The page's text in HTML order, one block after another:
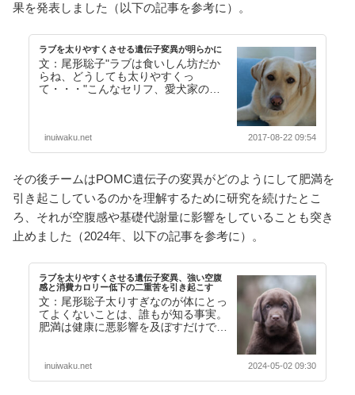
果を発表しました（以下の記事を参考に）。
ラブを太りやすくさせる遺伝子変異が明らかに
文：尾形聡子"ラブは食いしん坊だか
らね、どうしても太りやすくっ
て・・・"こんなセリフ、愛犬家の方
inuiwaku.net 2017-08-22 09:54
その後チームはPOMC遺伝子の変異がどのようにして肥満を
引き起こしているのかを理解するために研究を続けたとこ
ろ、それが空腹感や基礎代謝量に影響をしていることも突き
止めました（2024年、以下の記事を参考に）。
ラブを太りやすくさせる遺伝子変異、強い空腹
感と消費カロリー低下の二重苦を引き起こす
文：尾形聡子太りすぎなのが体にとっ
てよくないことは、誰もが知る事実。
肥満は健康に悪影響を及ぼすだけでな
inuiwaku.net 2024-05-02 09:30